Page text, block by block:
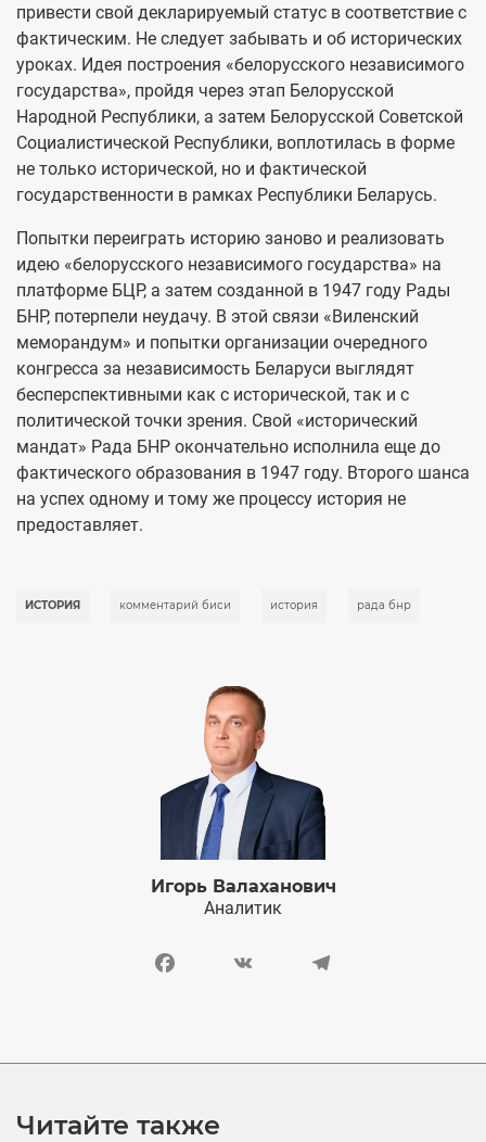
привести свой декларируемый статус в соответствие с
фактическим. Не следует забывать и об исторических
уроках. Идея построения «белорусского независимого
государства», пройдя через этап Белорусской
Народной Республики, а затем Белорусской Советской
Социалистической Республики, воплотилась в форме
не только исторической, но и фактической
государственности в рамках Республики Беларусь.
Попытки переиграть историю заново и реализовать
идею «белорусского независимого государства» на
платформе БЦР, а затем созданной в 1947 году Рады
БНР, потерпели неудачу. В этой связи «Виленский
меморандум» и попытки организации очередного
конгресса за независимость Беларуси выглядят
бесперспективными как с исторической, так и с
политической точки зрения. Свой «исторический
мандат» Рада БНР окончательно исполнила еще до
фактического образования в 1947 году. Второго шанса
на успех одному и тому же процессу история не
предоставляет.
ИСТОРИЯ комментарий биси история рада бнр
Игорь Валаханович
Аналитик
Facebook VK Telegram
Читайте также